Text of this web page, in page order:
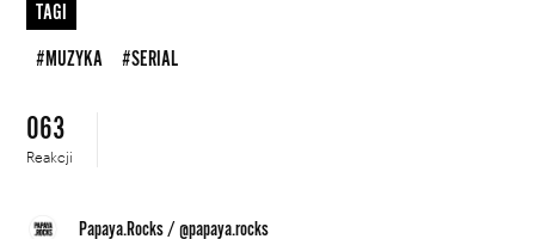
TAGI
#MUZYKA #SERIAL
063
Reakcji
Papaya.Rocks /@papaya.rocks